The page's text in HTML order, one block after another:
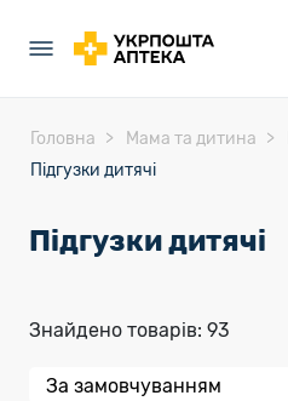
Головна Мама та дитина
Підгузки дитячі
Підгузки дитячі
Знайдено товарів: 93